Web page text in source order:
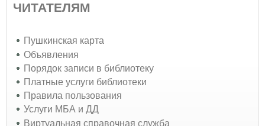
ЧИТАТЕЛЯМ
Пушкинская карта
Объявления
Порядок записи в библиотеку
Платные услуги библиотеки
Правила пользования
Услуги МБА и ДД
Виртуальная справочная служба